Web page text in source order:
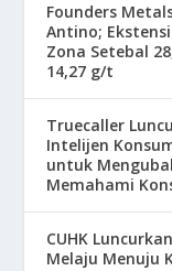
Founders
Antino;
Zona Setebal
14,27 g/t
Truecaller
Intelijen
untuk
Memahami
CUHK
Melaju Menuju